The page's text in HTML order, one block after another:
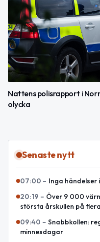
Nattens polisrapport i
olycka
Senaste nytt
07:00 – Inga händelser
20:19 – Över 9 000
största årskullen på
09:40 – Snabbkollen:
minnesdagar